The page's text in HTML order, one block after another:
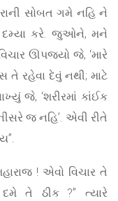
સોબત ગમે નહિ ને
દમ્યા કરે. જુઓને, મને
ઊપજ્યો જે, ‘મારે
તે રહેવા દેવું નથી; માટે
જે, ‘શરીરમાં કાંઈક
જ નહિ’. એવી રીતે
! એવો વિચાર તે
તે ઠીક ?” ત્યારે